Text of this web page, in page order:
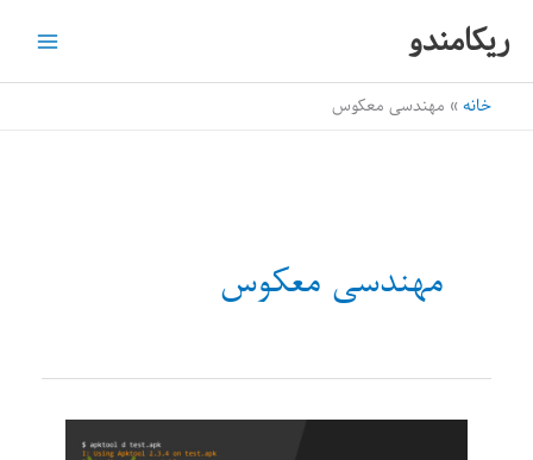
ریکامندو
خانه مهندسی معکوس
مهندسی معکوس